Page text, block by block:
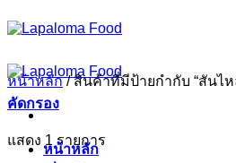
ข้าม
ไป
ยัง
เนื้อหา
หน้าหลัก
หน้าหลัก /สินค้าที่มีป้ายกำกับ “สันไห
คัดกรอง
แสดง 1 รายการ